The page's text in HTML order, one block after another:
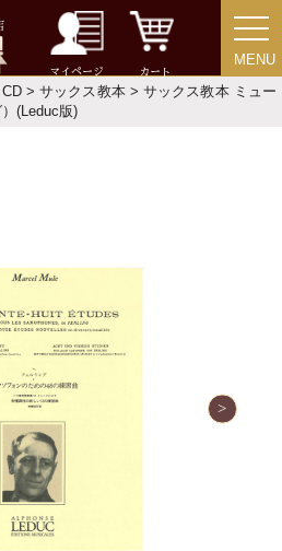
マイページ カート
MENU
MENU
>サックス教本> サックス教本 ミュー
(Leduc版)